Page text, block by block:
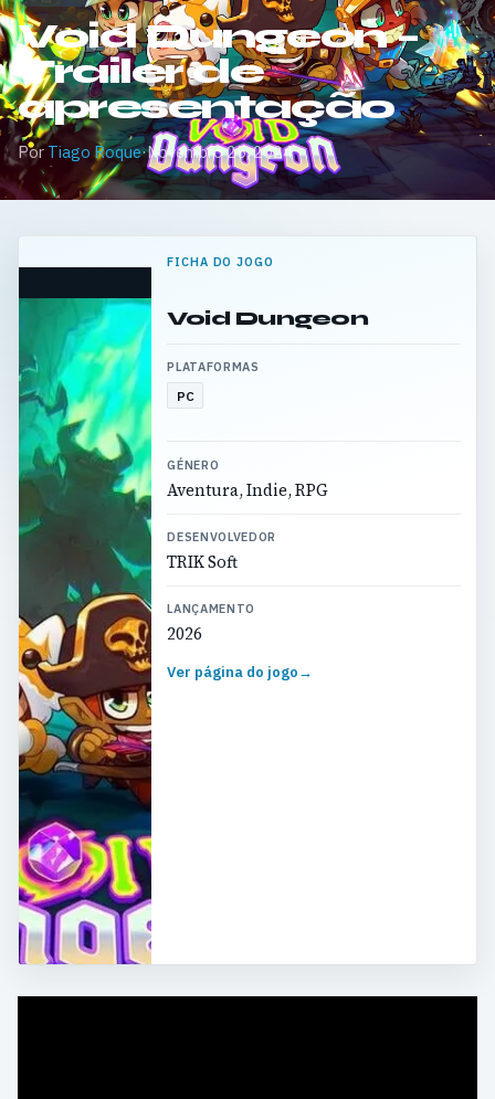
Void Dungeon –
Trailer de
apresentação
Por Tiago Roque·Novembro 25, 2024
FICHA DO JOGO
Void Dungeon
PLATAFORMAS
PC
GÉNERO
Aventura, Indie, RPG
DESENVOLVEDOR
TRIK Soft
LANÇAMENTO
2026
Ver página do jogo→